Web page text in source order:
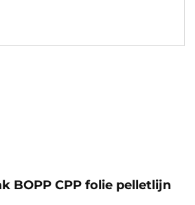
BOPP CPP folie pelletlijn